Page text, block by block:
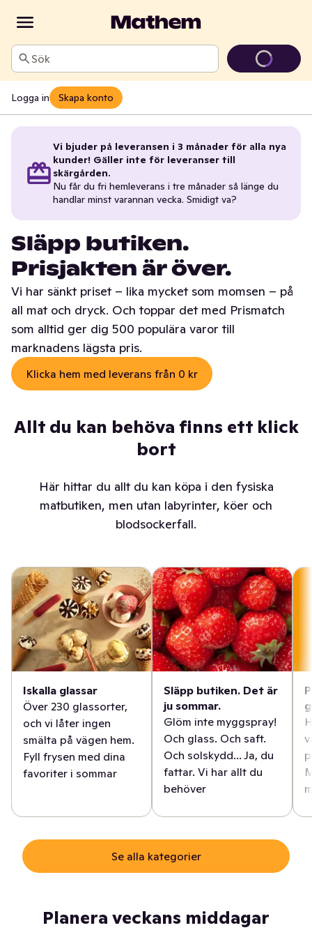
Sök
Logga in Skapa konto
Vi bjuder på leveransen i 3 månader för alla nya
kunder! Gäller inte för leveranser till
skärgården.
Nu får du fri hemleverans i tre månader så länge du
handlar minst varannan vecka. Smidigt va?
Släpp butiken.
Prisjakten är över.
Vi har sänkt priset – lika mycket som momsen – på
all mat och dryck. Och toppar det med Prismatch
som alltid ger dig 500 populära varor till
marknadens lägsta pris.
Klicka hem med leverans från 0 kr
Allt du kan behöva finns ett klick
bort
Här hittar du allt du kan köpa i den fysiska
matbutiken, men utan labyrinter, köer och
blodsockerfall.
Iskalla glassar
Över 230 glassorter,
och vi låter ingen
smälta på vägen hem.
Fyll frysen med dina
favoriter i sommar
Släpp butiken. Det är
ju sommar.
Glöm inte myggspray!
Och glass. Och saft.
Och solskydd... Ja, du
fattar. Vi har allt du
behöver
Se alla kategorier
Planera veckans middagar